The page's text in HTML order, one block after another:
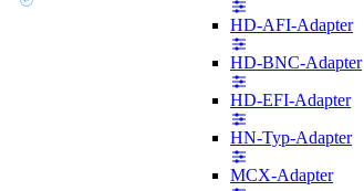
HD-AFI-Adapter
HD-BNC-Adapter
HD-EFI-Adapter
HN-Typ-Adapter
MCX-Adapter